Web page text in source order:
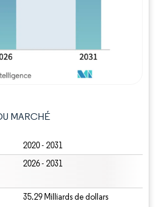
MARCHÉ
2020 - 2031
2026 - 2031
35.29 Milliards de dollars